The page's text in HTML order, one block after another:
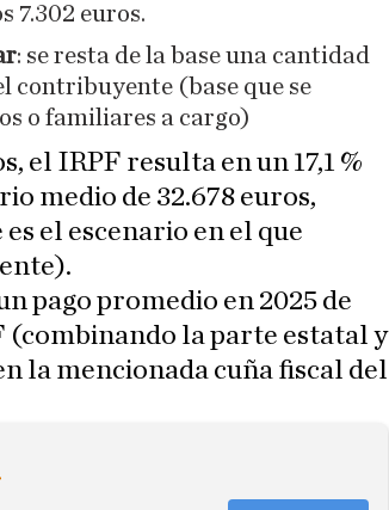
7.302 euros.
: se resta de la base una cantidad
contribuyente (base que se
o familiares a cargo)
el IRPF resulta en un 17,1 %
medio de 32.678 euros,
el escenario en el que
pago promedio en 2025 de
(combinando la parte estatal y
la mencionada cuña fiscal del